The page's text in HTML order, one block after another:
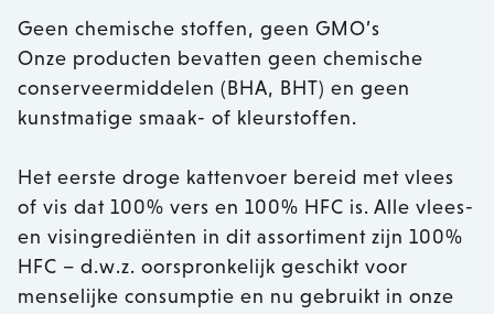
Geen chemische stoffen, geen GMO’s
Onze producten bevatten geen chemische
conserveermiddelen (BHA, BHT) en geen
kunstmatige smaak- of kleurstoffen.
Het eerste droge kattenvoer bereid met vlees
of vis dat 100% vers en 100% HFC is. Alle vlees-
en visingrediënten in dit assortiment zijn 100%
HFC – d.w.z. oorspronkelijk geschikt voor
menselijke consumptie en nu gebruikt in onze